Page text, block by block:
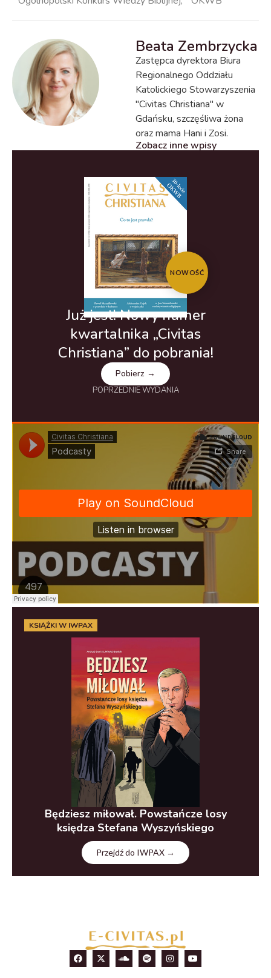
Beata Zembrzycka
Zastępca dyrektora Biura
Regionalnego Oddziału
Katolickiego Stowarzyszenia
"Civitas Christiana" w
Gdańsku, szczęśliwa żona
oraz mama Hani i Zosi.
Zobacz inne wpisy
NOWOŚĆ
Już jest! Nowy numer
kwartalnika „Civitas
Christiana” do pobrania!
Pobierz →
POPRZEDNIE WYDANIA
KSIĄŻKI W IWPAX
Będziesz miłował. Powstańcze losy
księdza Stefana Wyszyńskiego
Przejdź do IWPAX →